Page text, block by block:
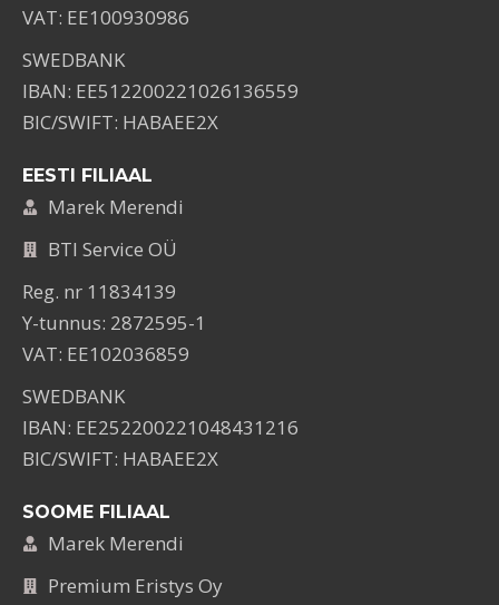
VAT: EE100930986
SWEDBANK
IBAN: EE512200221026136559
BIC/SWIFT: HABAEE2X
EESTI FILIAAL
Marek Merendi
BTI Service OÜ
Reg. nr 11834139
Y-tunnus: 2872595-1
VAT: EE102036859
SWEDBANK
IBAN: EE252200221048431216
BIC/SWIFT: HABAEE2X
SOOME FILIAAL
Marek Merendi
Premium Eristys Oy